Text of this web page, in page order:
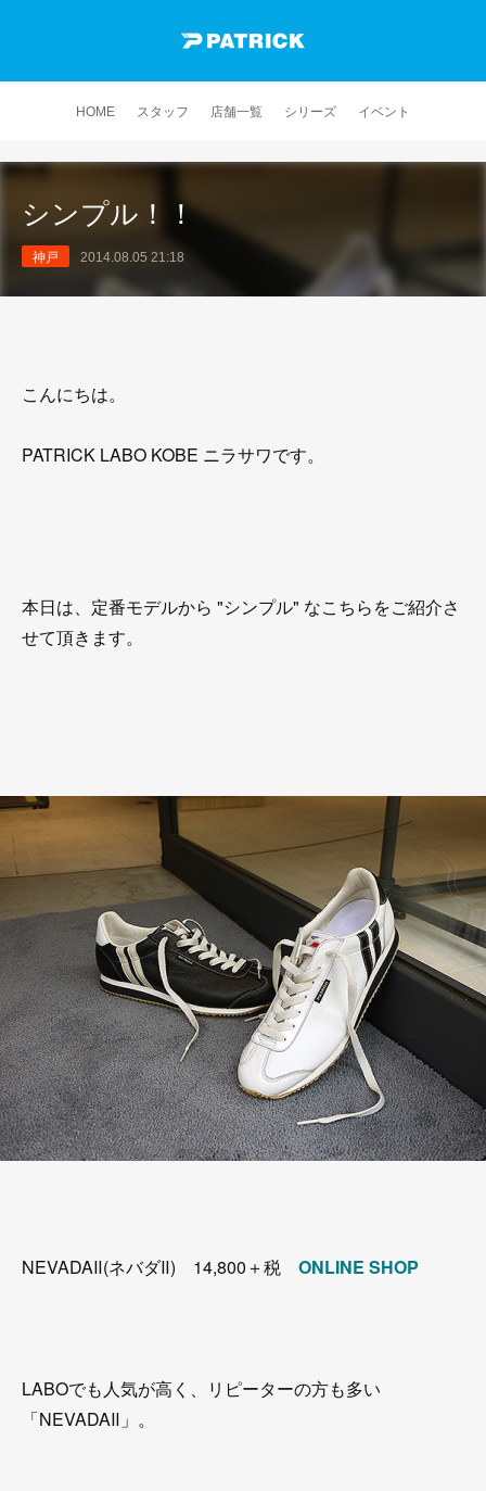
HOME スタッフ 店舗一覧 シリーズ イベント
シンプル！！
神戸 2014.08.05 21:18
こんにちは。
PATRICK LABO KOBE ニラサワです。
本日は、定番モデルから "シンプル" なこちらをご紹介さ
せて頂きます。
NEVADAⅡ(ネバダⅡ) 14,800＋税 ONLINE SHOP
LABOでも人気が高く、リピーターの方も多い
「NEVADAⅡ」。